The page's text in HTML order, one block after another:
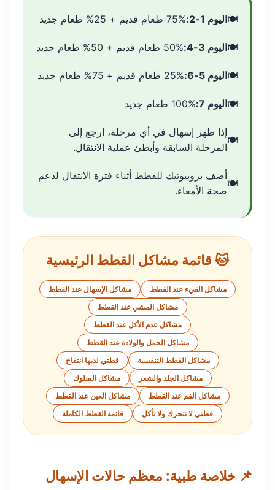
اليوم 1-2: 75% طعام قديم + 25% طعام جديد
اليوم 3-4: 50% طعام قديم + 50% طعام جديد
اليوم 5-6: 25% طعام قديم + 75% طعام جديد
اليوم 7: 100% طعام جديد
إذا ظهر إسهال في أي مرحلة، ارجع إلى
المرحلة السابقة وأبطئ عملية الانتقال.
أضف بروبيوتيك للقطط أثناء فترة الانتقال لدعم
صحة الأمعاء.
🐱 قائمة مشاكل القطط الرئيسية
مشاكل القيء عند القطط
مشاكل الإسهال عند القطط
مشاكل المشي عند القطط
مشاكل عدم الأكل عند القطط
مشاكل الحمل والولادة عند القطط
مشاكل القطط التنفسية
قطتي لديها انتفاخ
مشاكل الجلد والشعر
مشاكل السلوك
مشاكل الفم عند القطط
مشاكل العين عند القطط
قطتي لا تتحرك ولا تأكل
قائمة القطط الكاملة
📌 خلاصة طبية: معظم حالات الإسهال